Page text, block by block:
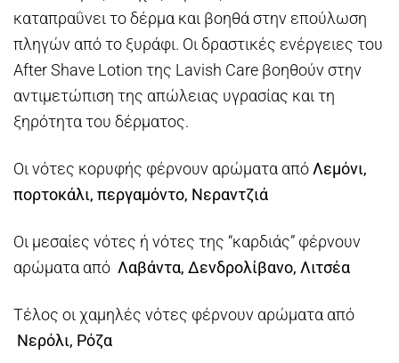
καταπραΰνει το δέρμα και βοηθά στην επούλωση
πληγών από το ξυράφι. Οι δραστικές ενέργειες του
After Shave Lotion της Lavish Care βοηθούν στην
αντιμετώπιση της απώλειας υγρασίας και τη
ξηρότητα του δέρματος.
Οι νότες κορυφής φέρνουν αρώματα από Λεμόνι,
πορτοκάλι, περγαμόντο, Νεραντζιά
Οι μεσαίες νότες ή νότες της “καρδιάς” φέρνουν
αρώματα από Λαβάντα, Δενδρολίβανο, Λιτσέα
Τέλος οι χαμηλές νότες φέρνουν αρώματα από
Νερόλι, Ρόζα